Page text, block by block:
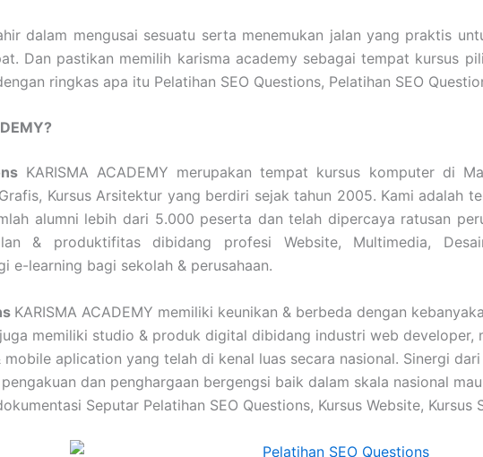
dalam mengusai sesuatu serta menemukan jalan yang praktis
Dan pastikan memilih karisma academy sebagai tempat kursus
ringkas apa itu Pelatihan SEO Questions, Pelatihan SEO
KARISMA ACADEMY merupakan tempat kursus komputer di
Kursus Arsitektur yang berdiri sejak tahun 2005. Kami adalah
alumni lebih dari 5.000 peserta dan telah dipercaya ratusan
& produktifitas dibidang profesi Website, Multimedia,
e-learning bagi sekolah & perusahaan.
KARISMA ACADEMY memiliki keunikan & berbeda dengan
memiliki studio & produk digital dibidang industri web developer,
aplication yang telah di kenal luas secara nasional. Sinergi
dan penghargaan bergengsi baik dalam skala nasional
Seputar Pelatihan SEO Questions, Kursus Website, Kursus